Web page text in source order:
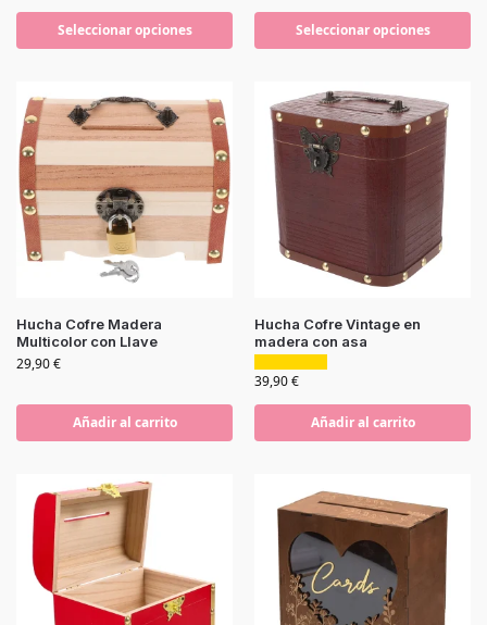
Seleccionar opciones Seleccionar opciones
Hucha Cofre Madera
Multicolor con Llave
29,90€
Añadir al carrito
Hucha Cofre Vintage en
madera con asa
39,90€
Añadir al carrito